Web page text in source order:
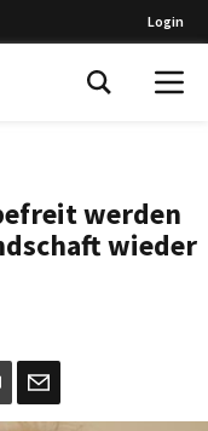
Login
werden
wieder